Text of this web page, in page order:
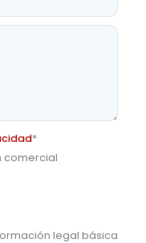
*
comercial
legal básica